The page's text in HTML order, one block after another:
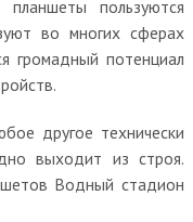
пользуются
во многих сферах
громадный потенциал
другое технически
выходит из строя.
Водный стадион